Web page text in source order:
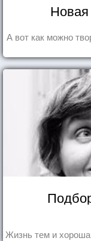
А вот как можно
Жизнь тем и